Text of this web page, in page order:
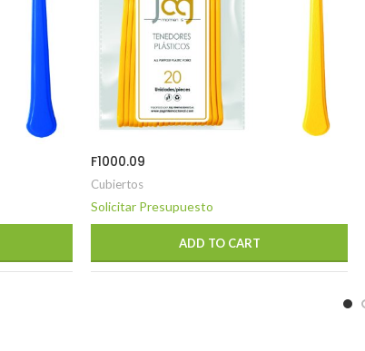
F1000.09
Cubiertos
Solicitar Presupuesto
ADD TO CART